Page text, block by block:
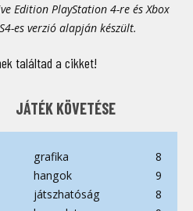
Edition PlayStation 4-re és Xbox
es verzió alapján készült.
találtad a cikket!
JÁTÉK KÖVETÉSE
grafika
8
hangok
9
játszhatóság
8